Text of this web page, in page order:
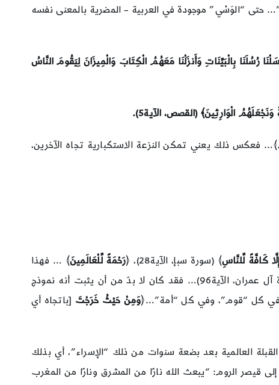
حتى “الوَسْي” موجودة في العربية – المضرية بالمعنى نفسه
رُسُلَنَا بِالْبَيِّنَاتِ وَأَنزَلْنَا مَعَهُمُ الْكِتَابَ وَالْمِيزَانَ لِيَقُومَ النَّاسُ
الْوَارِثِينَ﴾ (القصص، الآية5).
﴾… فعكس ذلك يعني تمكن النزعة الاستكبارية تجاه الآخرين،
كَافَّةً لِّلنَّاسِ﴾ (سورة سبإ، الآية28)، ﴿ رَحْمَةً لِّلْعَالَمِينَ﴾ … فهذا
﴾ (سورة آل عمران، الآية96)… فقد كان لا بدّ من أن يثبت أنه نموذج
كل “قوم”، وفي كل “أمة”…﴿وَمِنْ حَيْثُ خَرَجْتَ [باتجاه أي
العالمية بعد بضعة سنوات من ذلك “الإسراء”، أي بذلك
قيصر الروم: “يبعث الله نارًا من المشرق ونارًا من المغرب